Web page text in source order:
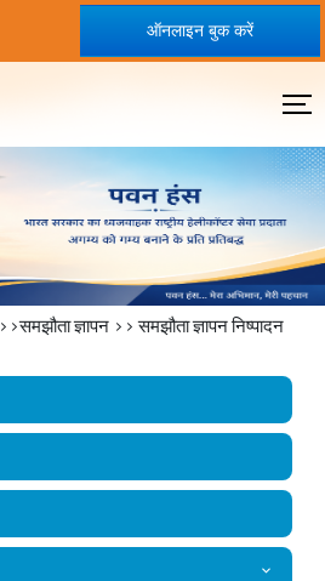
ऑनलाइन बुक करें
>>समझौता ज्ञापन >>समझौता ज्ञापन निष्‍पादन